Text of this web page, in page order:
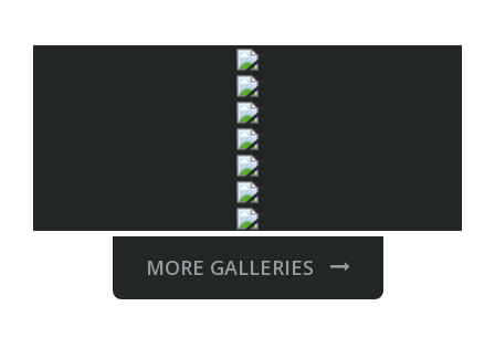
MORE GALLERIES